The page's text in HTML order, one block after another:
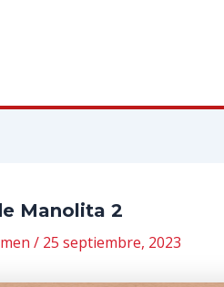
Manolita 2
/ 25 septiembre, 2023